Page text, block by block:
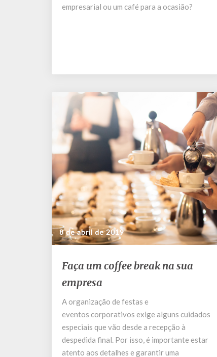
da
empresarial ou um café para a ocasião?
8 de abril de 2019
Faça
um
coffee
na
sua
empresa
Faça um coffee break na sua
empresa
A organização de festas e
eventos corporativos exige alguns cuidados
especiais que vão desde a recepção à
despedida final. Por isso, é importante estar
atento aos detalhes e garantir uma